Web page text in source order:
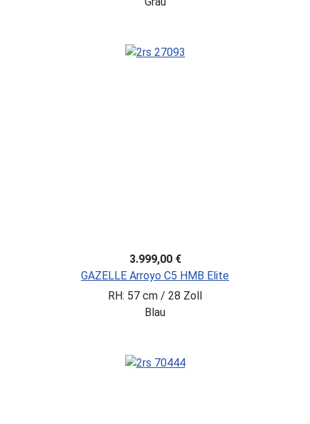
3.999,00 €
GAZELLE Arroyo C5 HMB Elite
RH: 57 cm / 28 Zoll
Blau